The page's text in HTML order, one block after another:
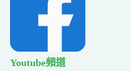
Youtube頻道